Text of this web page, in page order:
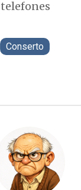
Conserto
a